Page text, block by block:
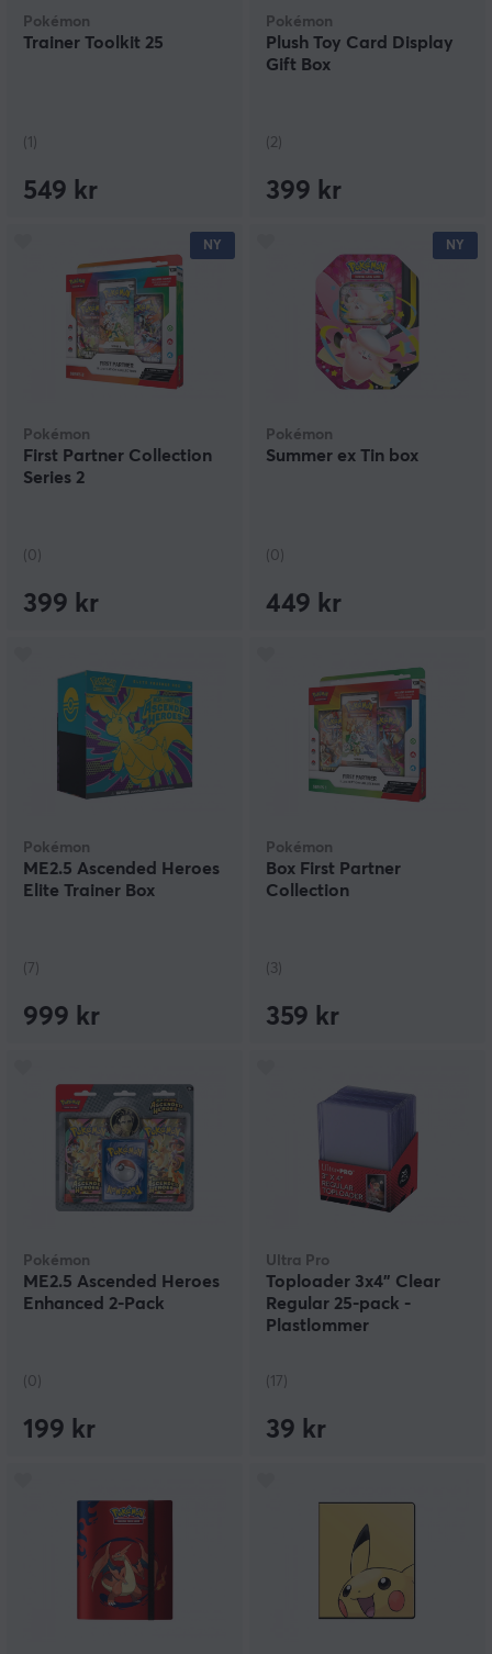
Pokémon
Trainer Toolkit 25
(1)
549 kr
Pokémon
Plush Toy Card Display
Gift Box
(2)
399 kr
NY
Pokémon
First Partner Collection
Series 2
(0)
399 kr
NY
Pokémon
Summer ex Tin box
(0)
449 kr
Pokémon
ME2.5 Ascended Heroes
Elite Trainer Box
(7)
999 kr
Pokémon
Box First Partner
Collection
(3)
359 kr
Pokémon
ME2.5 Ascended Heroes
Enhanced 2-Pack
(0)
199 kr
Ultra Pro
Toploader 3x4" Clear
Regular 25-pack -
Plastlommer
(17)
39 kr